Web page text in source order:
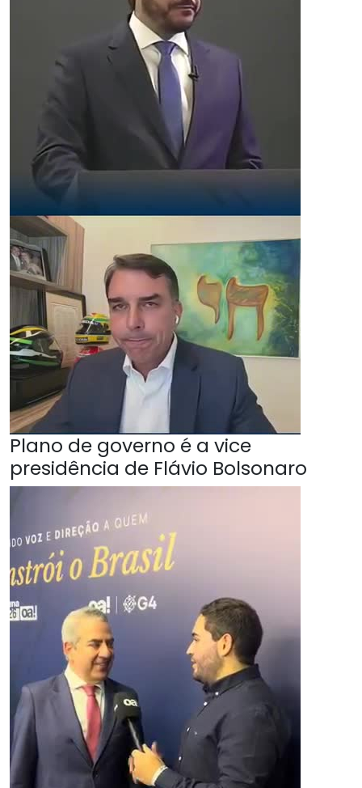
Plano de governo é a vice
presidência de Flávio Bolsonaro